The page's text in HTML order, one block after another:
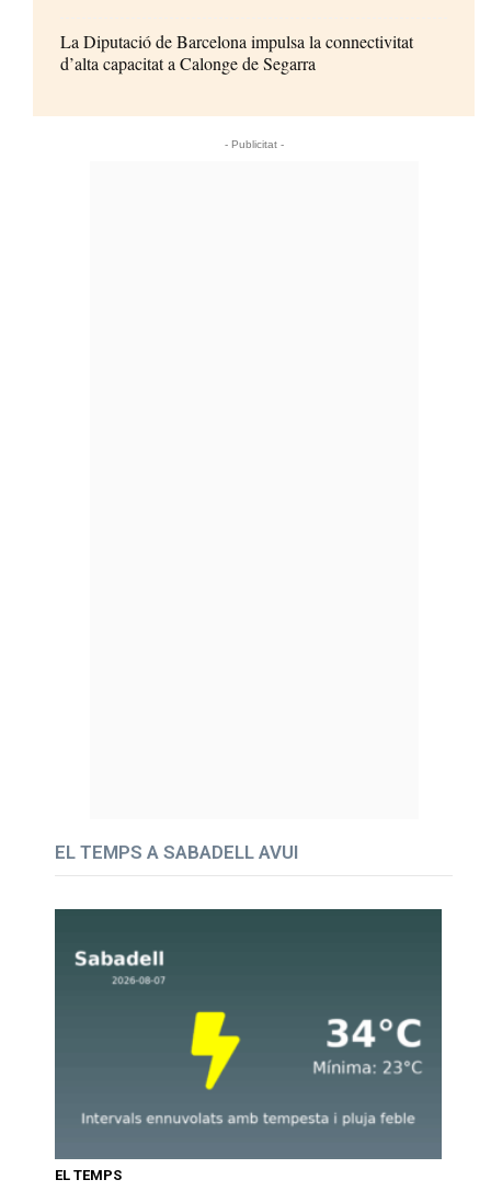
La Diputació de Barcelona impulsa la connectivitat
d’alta capacitat a Calonge de Segarra
- Publicitat -
EL TEMPS A SABADELL AVUI
EL TEMPS